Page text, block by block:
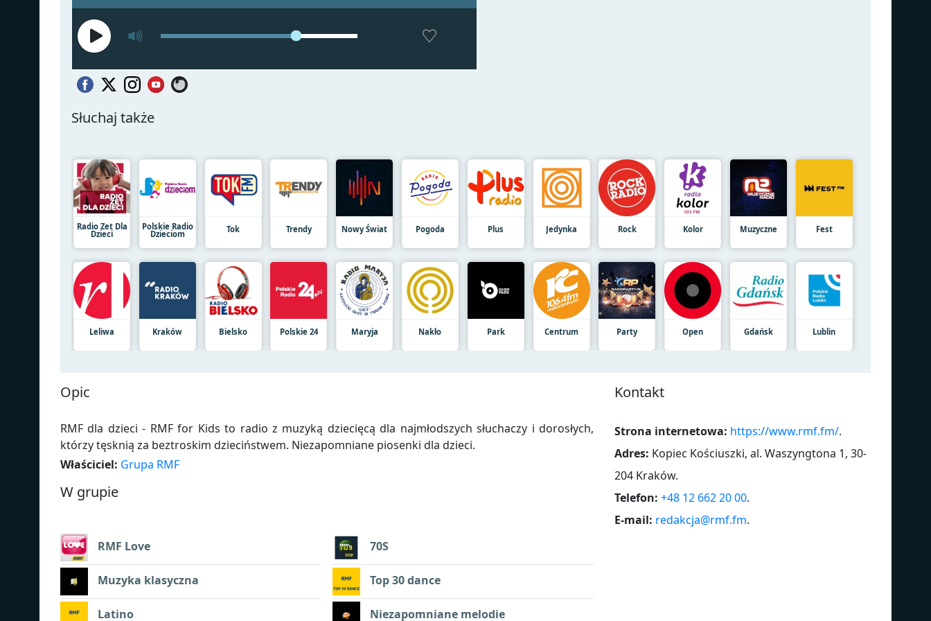
Słuchaj także
Radio Zet Dla
Dzieci
Polskie Radio
Dzieciom Tok Trendy Nowy Świat Pogoda Plus Jedynka Rock Kolor Muzyczne Fest
Leliwa Kraków Bielsko Polskie 24 Maryja Nakło Park Centrum Party Open Gdańsk Lublin
Opic
RMF dla dzieci - RMF for Kids to radio z muzyką dziecięcą dla najmłodszych słuchaczy i dorosłych,
którzy tęsknią za beztroskim dzieciństwem. Niezapomniane piosenki dla dzieci.
Właściciel: Grupa RMF
W grupie
RMF Love
Muzyka klasyczna
Latino
70S
Top 30 dance
Niezapomniane melodie
Kontakt
Strona internetowa: https://www.rmf.fm/.
Adres: Kopiec Kościuszki, al. Waszyngtona 1, 30-
204 Kraków.
Telefon: +48 12 662 20 00.
E-mail: redakcja@rmf.fm.